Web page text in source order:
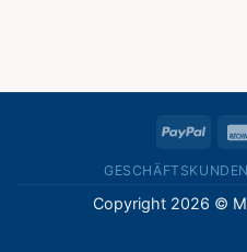
Copyright 2026 ©